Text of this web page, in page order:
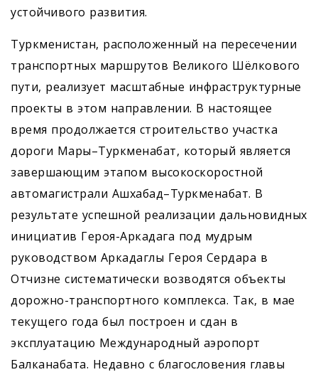
устойчивого развития.
Туркменистан, расположенный на пересечении
транспортных маршрутов Великого Шёлкового
пути, реализует масштабные инфраструктурные
проекты в этом направлении. В настоящее
время продолжается строительство участка
дороги Мары–Туркменабат, который является
завершающим этапом высокоскоростной
автомагистрали Ашхабад–Туркменабат. В
результате успешной реализации дальновидных
инициатив Героя-Аркадага под мудрым
руководством Аркадаглы Героя Сердара в
Отчизне систематически возводятся объекты
дорожно-транспортного комплекса. Так, в мае
текущего года был построен и сдан в
эксплуатацию Международный аэропорт
Балканабата. Недавно с благословения главы